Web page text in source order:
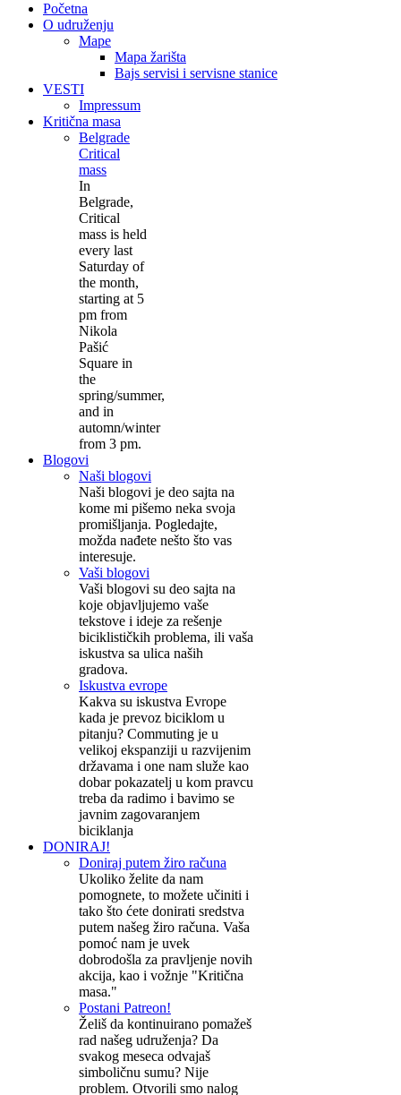
Početna
O udruženju
Mape
Mapa žarišta
Bajs servisi i servisne stanice
VESTI
Impressum
Kritična masa
Belgrade
Critical
mass
In
Belgrade,
Critical
mass is held
every last
Saturday of
the month,
starting at 5
pm from
Nikola
Pašić
Square in
the
spring/summer,
and in
automn/winter
from 3 pm.
Blogovi
Naši blogovi
Naši blogovi je deo sajta na
kome mi pišemo neka svoja
promišljanja. Pogledajte,
možda nađete nešto što vas
interesuje.
Vaši blogovi
Vaši blogovi su deo sajta na
koje objavljujemo vaše
tekstove i ideje za rešenje
biciklističkih problema, ili vaša
iskustva sa ulica naših
gradova.
Iskustva evrope
Kakva su iskustva Evrope
kada je prevoz biciklom u
pitanju? Commuting je u
velikoj ekspanziji u razvijenim
državama i one nam služe kao
dobar pokazatelj u kom pravcu
treba da radimo i bavimo se
javnim zagovaranjem
biciklanja
DONIRAJ!
Doniraj putem žiro računa
Ukoliko želite da nam
pomognete, to možete učiniti i
tako što ćete donirati sredstva
putem našeg žiro računa. Vaša
pomoć nam je uvek
dobrodošla za pravljenje novih
akcija, kao i vožnje "Kritična
masa."
Postani Patreon!
Želiš da kontinuirano pomažeš
rad našeg udruženja? Da
svakog meseca odvajaš
simboličnu sumu? Nije
problem. Otvorili smo nalog